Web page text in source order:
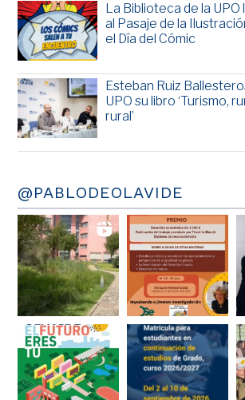
La Biblioteca de la
al Pasaje de la
el Día del Cómic
Esteban Ruiz
UPO su libro ‘Turismo,
rural’
@PABLODEOLAVIDE